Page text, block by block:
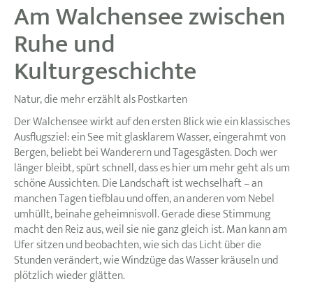
Am Walchensee zwischen
Ruhe und
Kulturgeschichte
Natur, die mehr erzählt als Postkarten
Der Walchensee wirkt auf den ersten Blick wie ein klassisches
Ausflugsziel: ein See mit glasklarem Wasser, eingerahmt von
Bergen, beliebt bei Wanderern und Tagesgästen. Doch wer
länger bleibt, spürt schnell, dass es hier um mehr geht als um
schöne Aussichten. Die Landschaft ist wechselhaft – an
manchen Tagen tiefblau und offen, an anderen vom Nebel
umhüllt, beinahe geheimnisvoll. Gerade diese Stimmung
macht den Reiz aus, weil sie nie ganz gleich ist. Man kann am
Ufer sitzen und beobachten, wie sich das Licht über die
Stunden verändert, wie Windzüge das Wasser kräuseln und
plötzlich wieder glätten.